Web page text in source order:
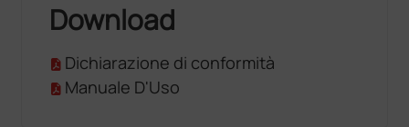
Download
Dichiarazione di conformità
Manuale D'Uso